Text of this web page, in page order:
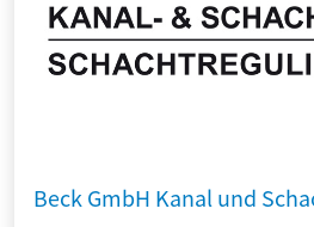
Beck GmbH Kanal und